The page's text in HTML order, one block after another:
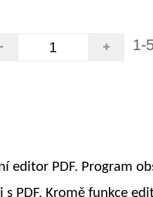
1-
editor PDF. Program
PDF. Kromě funkce